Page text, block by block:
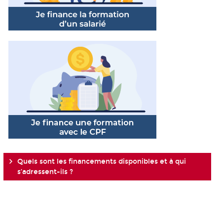
Quels sont les financements disponibles et à qui
s’adressent-ils ?